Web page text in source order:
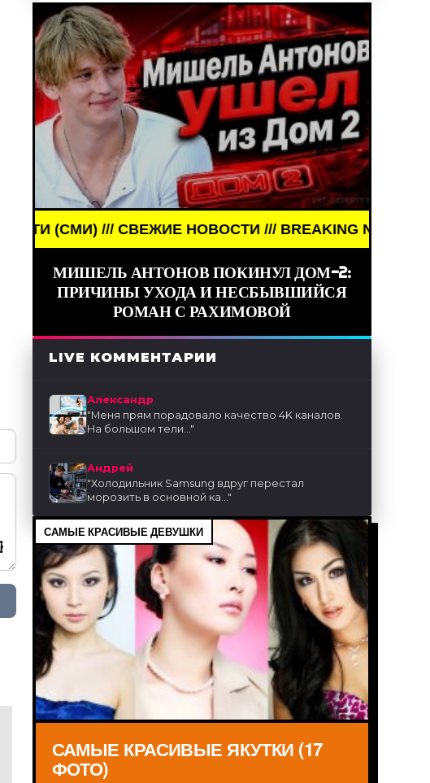
/// СВЕЖИЕ НОВОСТИ /// BREAKING NEWS ///
МИШЕЛЬ АНТОНОВ ПОКИНУЛ ДОМ-2:
ПРИЧИНЫ УХОДА И НЕСБЫВШИЙСЯ
РОМАН С РАХИМОВОЙ
LIVE КОММЕНТАРИИ
Александр
"Меня прям порадовало качество 4K каналов.
На большом тели..."
Андрей
"Холодильник Samsung вдруг перестал
морозить в основной ка..."
САМЫЕ КРАСИВЫЕ ДЕВУШКИ
САМЫЕ КРАСИВЫЕ ЯКУТКИ (17
ФОТО)